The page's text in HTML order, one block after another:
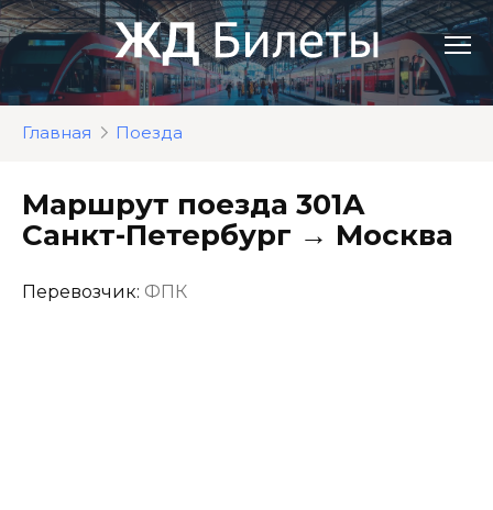
Перейти
к
контенту
Главная Поезда
Маршрут поезда 301А
Санкт-Петербург → Москва
Перевозчик: ФПК